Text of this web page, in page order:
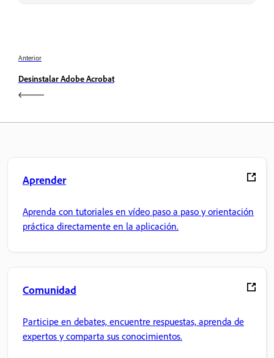
Anterior
Desinstalar Adobe Acrobat
Aprender
Aprenda con tutoriales en vídeo paso a paso y orientación
práctica directamente en la aplicación.
Comunidad
Participe en debates, encuentre respuestas, aprenda de
expertos y comparta sus conocimientos.